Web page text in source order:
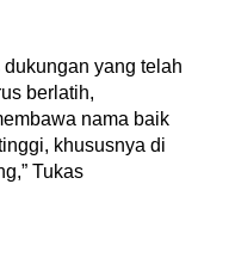
yang telah
berlatih,
nama baik
khususnya di
Tukas